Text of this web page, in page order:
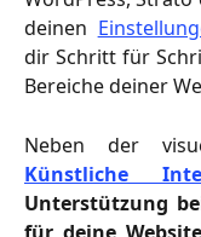
deinen
dir Schritt für
Bereiche deiner
Neben der
Künstliche
Unterstützung